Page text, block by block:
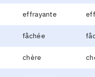
effrayante
fâchée
chère